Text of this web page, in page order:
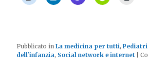
Pubblicato in La medicina per tutti,
dell'infanzia, Social network e internet |